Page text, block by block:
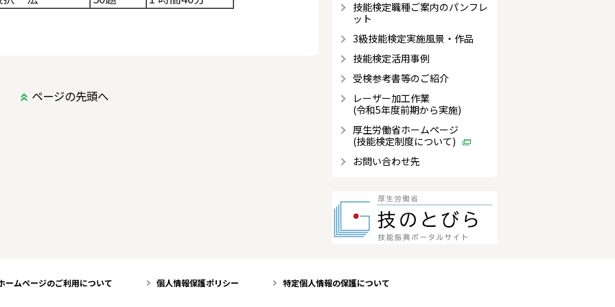
ページの先頭へ
技能検定職種ご案内のパンフレ
ット
3級技能検定実施風景・作品
技能検定活用事例
受検参考書等のご紹介
レーザー加工作業
(令和5年度前期から実施)
厚生労働省ホームページ
(技能検定制度について)
お問い合わせ先
ームページのご利用について 個人情報保護ポリシー 特定個人情報の保護について